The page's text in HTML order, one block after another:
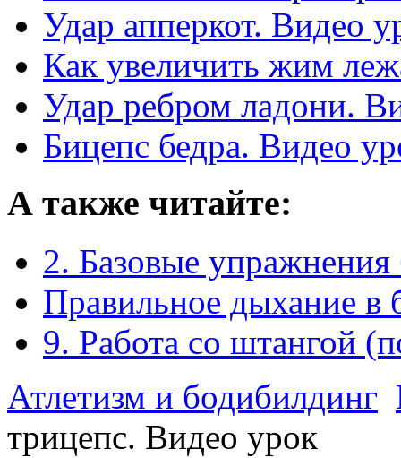
Удар апперкот. Видео
Как увеличить жим
Удар ребром ладони.
Бицепс бедра. Видео
А также читайте:
2. Базовые упражнения
Правильное дыхание в
9. Работа со штангой
Атлетизм и бодибилдинг
трицепс. Видео урок